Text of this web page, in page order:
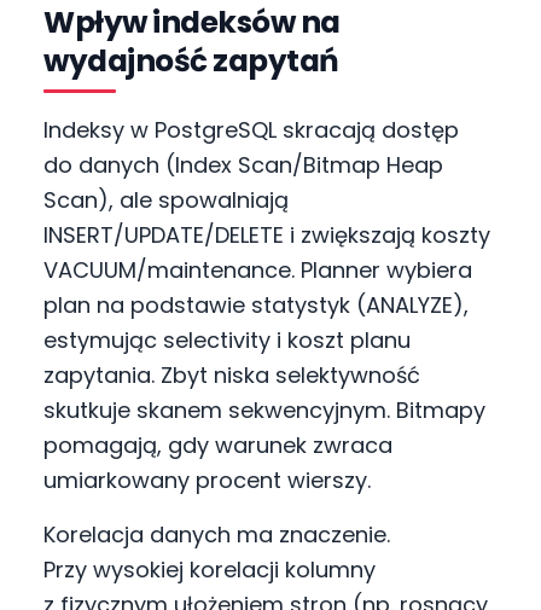
Wpływ indeksów na
wydajność zapytań
Indeksy w PostgreSQL skracają dostęp
do danych (Index Scan/Bitmap Heap
Scan), ale spowalniają
INSERT/UPDATE/DELETE i zwiększają koszty
VACUUM/maintenance. Planner wybiera
plan na podstawie statystyk (ANALYZE),
estymując selectivity i koszt planu
zapytania. Zbyt niska selektywność
skutkuje skanem sekwencyjnym. Bitmapy
pomagają, gdy warunek zwraca
umiarkowany procent wierszy.
Korelacja danych ma znaczenie.
Przy wysokiej korelacji kolumny